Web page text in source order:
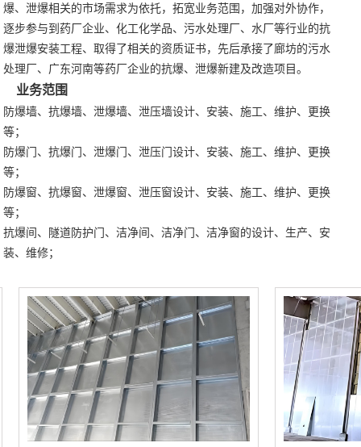
爆、泄爆相关的市场需求为依托，拓宽业务范围，加强对外协作，
逐步参与到药厂企业、化工化学品、污水处理厂、水厂等行业的抗
爆泄爆安装工程、取得了相关的资质证书，先后承接了廊坊的污水
处理厂、广东河南等药厂企业的抗爆、泄爆新建及改造项目。
业务范围
防爆墙、抗爆墙、泄爆墙、泄压墙设计、安装、施工、维护、更换
等；
防爆门、抗爆门、泄爆门、泄压门设计、安装、施工、维护、更换
等；
防爆窗、抗爆窗、泄爆窗、泄压窗设计、安装、施工、维护、更换
等；
抗爆间、隧道防护门、洁净间、洁净门、洁净窗的设计、生产、安
装、维修；